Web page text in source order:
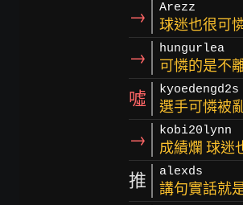
→ Arezz
球迷也很可
→ hungurlea
可憐的是不
噓 kyoedengd2s
選手可憐被
→ kobi20lynn
成績爛 球迷
推 alexds
講句實話就